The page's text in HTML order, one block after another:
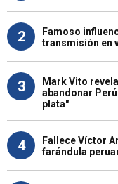
2
Famoso
transmisión en
3
Mark Vito
abandonar
plata"
4
Fallece Víctor
farándula